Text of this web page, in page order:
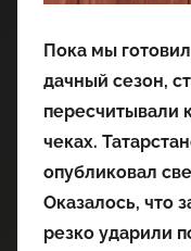
Пока мы
дачный сезон,
пересчитывали
чеках.
опубликовал
Оказалось, что
резко ударили